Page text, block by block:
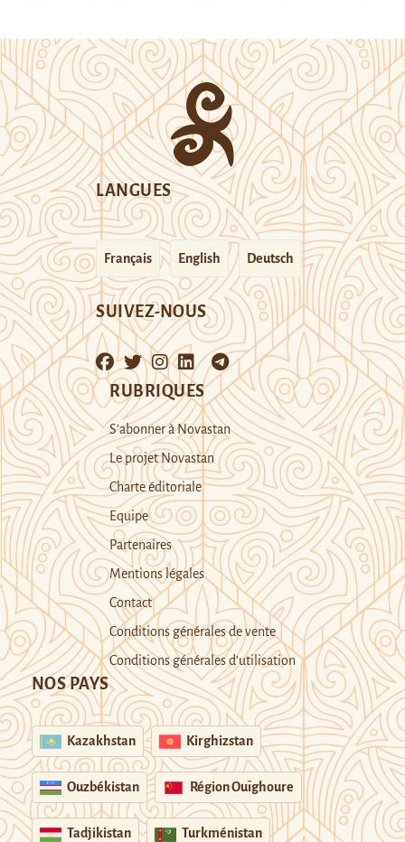
LANGUES
Français English Deutsch
SUIVEZ-NOUS
RUBRIQUES
S’abonner à Novastan
Le projet Novastan
Charte éditoriale
Equipe
Partenaires
Mentions légales
Contact
Conditions générales de vente
Conditions générales d’utilisation
NOS PAYS
Kazakhstan Kirghizstan
Ouzbékistan Région Ouïghoure
Tadjikistan Turkménistan